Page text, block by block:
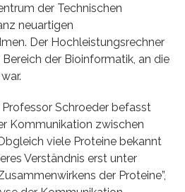
der Technischen
neuartigen
Der Hochleistungsrechner
der Bioinformatik, an die
Schroeder befasst
Kommunikation zwischen
viele Proteine bekannt
Verständnis erst unter
der Proteine”,